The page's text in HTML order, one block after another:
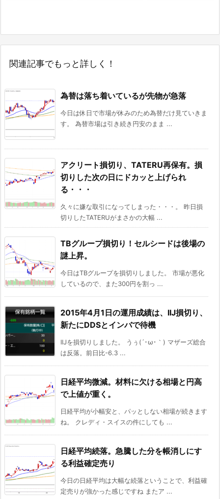
関連記事でもっと詳しく！
為替は落ち着いているが先物が急落
今日は休日で市場が休みのため為替だけ見ていきま
す。 為替市場は引き続き円安のまま ...
アクリート損切り、TATERU再保有。損
切りした次の日にドカッと上げられ
る・・・
久々に嫌な取引になってしまった・・・。 昨日損
切りしたTATERUがまさかの大幅 ...
TBグループ損切り！セルシードは後場の
謎上昇。
今日はTBグループを損切りしました。 市場が悪化
しているので、また300円を割っ ...
2015年4月1日の運用成績は、IIJ損切り、
新たにDDSとインバで待機
IIJを損切りしました。 うぅ(´･ω･｀) マザーズ総合
は反落。前日比-6.3 ...
日経平均微減。材料に欠ける相場と円高
で上値が重く。
日経平均が小幅安と、パッとしない相場が続きます
ね。 クレディ・スイスの件にしても ...
日経平均続落。急騰した分を帳消しにす
る利益確定売り
今日の日経平均は大幅な続落ということで、利益確
定売りが強かった感じですね またア ...